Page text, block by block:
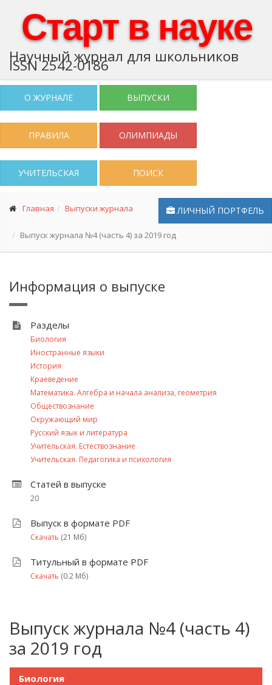
Старт в науке
Научный журнал для школьников
ISSN 2542-0186
О ЖУРНАЛЕ ВЫПУСКИ
ПРАВИЛА ОЛИМПИАДЫ
УЧИТЕЛЬСКАЯ ПОИСК
ЛИЧНЫЙ ПОРТФЕЛЬ
Главная Выпуски журнала
Выпуск журнала №4 (часть 4) за 2019 год
Информация о выпуске
Разделы
Биология
Иностранные языки
История
Краеведение
Математика. Алгебра и начала анализа, геометрия
Обществознание
Окружающий мир
Русский язык и литература
Учительская. Естествознание
Учительская. Педагогика и психология
Статей в выпуске
20
Выпуск в формате PDF
Скачать (21 Мб)
Титульный в формате PDF
Скачать (0.2 Мб)
Выпуск журнала №4 (часть 4)
за 2019 год
Биология